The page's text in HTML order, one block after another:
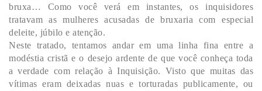
bruxa… Como você verá em instantes, os inquisidores
tratavam as mulheres acusadas de bruxaria com especial
deleite, júbilo e atenção.
Neste tratado, tentamos andar em uma linha fina entre a
modéstia cristã e o desejo ardente de que você conheça toda
a verdade com relação à Inquisição. Visto que muitas das
vítimas eram deixadas nuas e torturadas publicamente, ou